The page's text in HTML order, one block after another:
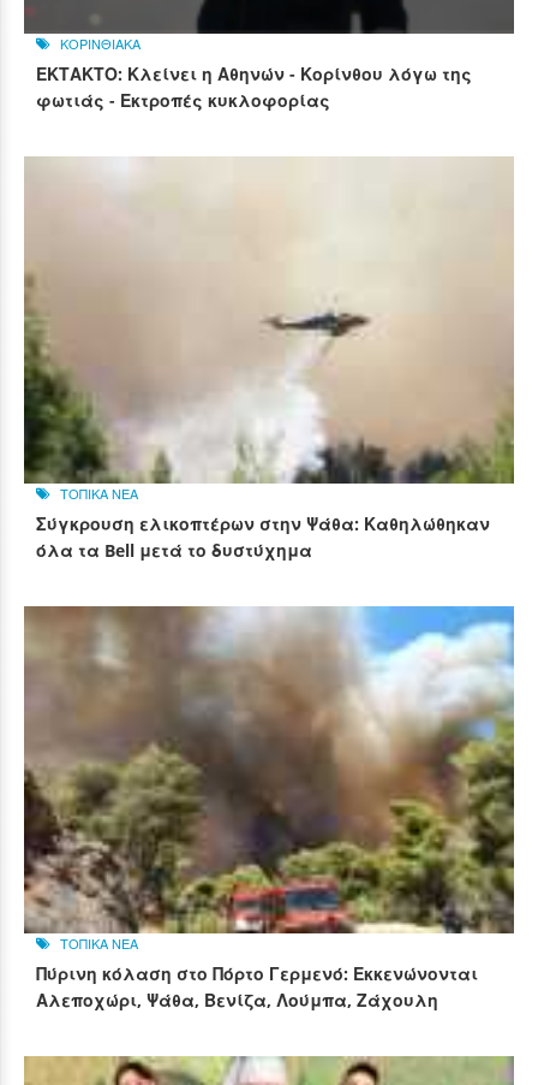
ΚΟΡΙΝΘΙΑΚΑ
ΕΚΤΑΚΤΟ: Κλείνει η Αθηνών - Κορίνθου λόγω της
φωτιάς - Εκτροπές κυκλοφορίας
ΤΟΠΙΚΑ ΝΕΑ
Σύγκρουση ελικοπτέρων στην Ψάθα: Καθηλώθηκαν
όλα τα Bell μετά το δυστύχημα
ΤΟΠΙΚΑ ΝΕΑ
Πύρινη κόλαση στο Πόρτο Γερμενό: Εκκενώνονται
Αλεποχώρι, Ψάθα, Βενίζα, Λούμπα, Ζάχουλη